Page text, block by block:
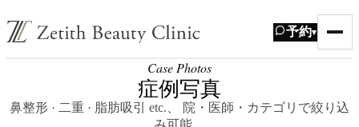
予約▾
Case Photos
症例写真
鼻整形 · 二重 · 脂肪吸引 etc.、 院・医師・カテゴリで絞り込
み可能。